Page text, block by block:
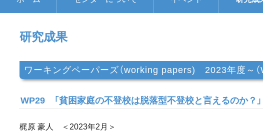
ツ
研究成果
ワーキングペーパーズ（working papers) 2023年度～（
WP29 「貧困家庭の不登校は脱落型不登校と言えるのか？」
梶原 豪人 ＜2023年2月＞